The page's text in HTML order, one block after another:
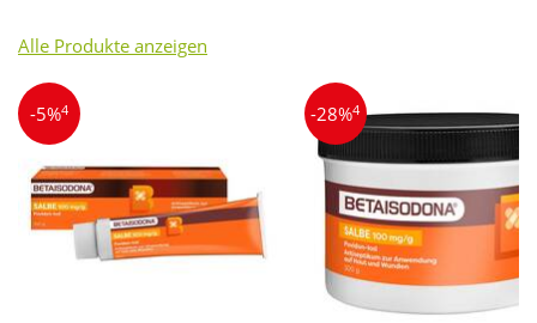
Alle Produkte anzeigen
-5%4 -28%4